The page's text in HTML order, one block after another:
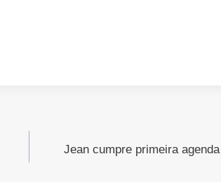
Jean cumpre primeira